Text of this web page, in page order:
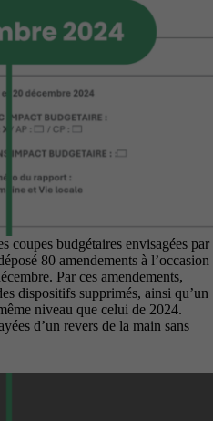
coupes budgétaires envisagées par
80 amendements à l’occasion
Par ces amendements,
dispositifs supprimés, ainsi qu’un
niveau que celui de 2024.
d’un revers de la main sans